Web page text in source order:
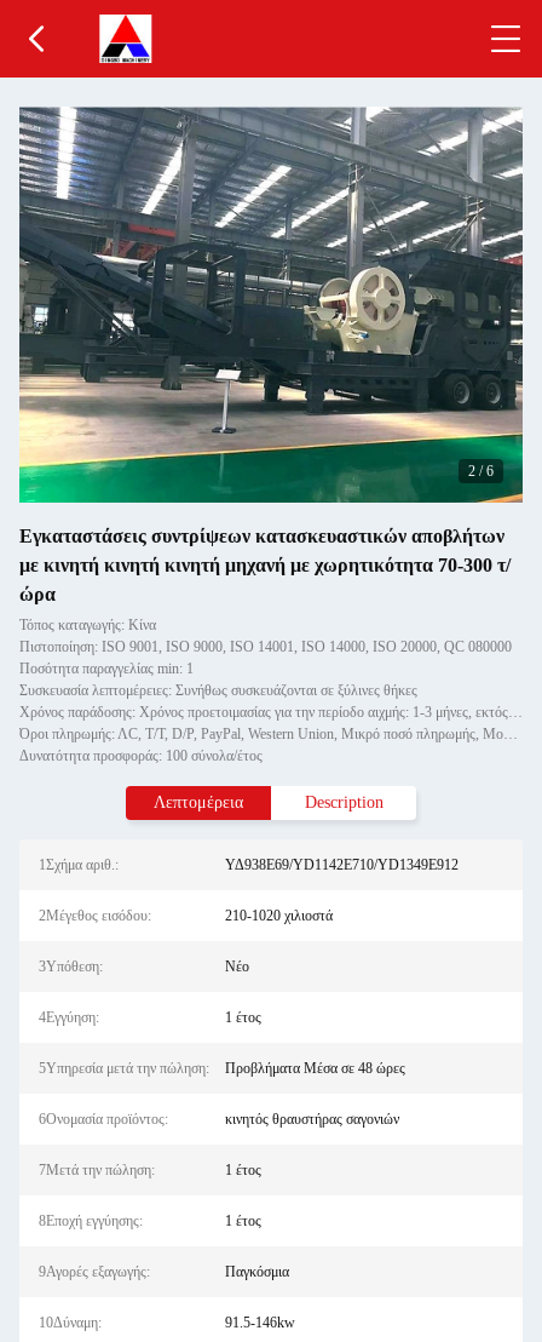
2 /6
Εγκαταστάσεις συντρίψεων κατασκευαστικών αποβλήτων
με κινητή κινητή κινητή μηχανή με χωρητικότητα 70-300 τ/
ώρα
Τόπος καταγωγής: Κίνα
Πιστοποίηση: ISO 9001, ISO 9000, ISO 14001, ISO 14000, ISO 20000, QC 080000
Ποσότητα παραγγελίας min: 1
Συσκευασία λεπτομέρειες: Συνήθως συσκευάζονται σε ξύλινες θήκες
Χρόνος παράδοσης: Χρόνος προετοιμασίας για την περίοδο αιχμής: 1-3 μήνες, εκτός εποχής: ένας μήνας
Όροι πληρωμής: ΛC, T/T, D/P, PayPal, Western Union, Μικρό ποσό πληρωμής, Money Gram
Δυνατότητα προσφοράς: 100 σύνολα/έτος
Λεπτομέρεια Description
1Σχήμα αριθ.: ΥΔ938E69/YD1142E710/YD1349E912
2Μέγεθος εισόδου: 210-1020 χιλιοστά
3Υπόθεση: Νέο
4Εγγύηση: 1 έτος
5Υπηρεσία μετά την πώληση: Προβλήματα Μέσα σε 48 ώρες
6Ονομασία προϊόντος: κινητός θραυστήρας σαγονιών
7Μετά την πώληση: 1 έτος
8Εποχή εγγύησης: 1 έτος
9Αγορές εξαγωγής: Παγκόσμια
10Δύναμη: 91.5-146kw